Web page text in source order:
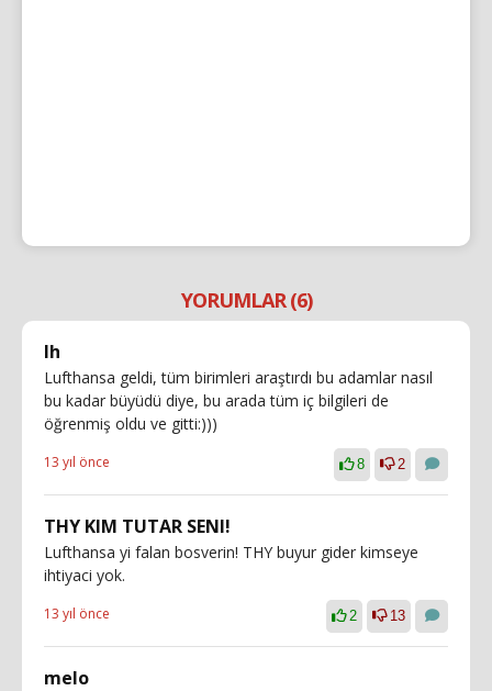
YORUMLAR (6)
lh
Lufthansa geldi, tüm birimleri araştırdı bu adamlar nasıl
bu kadar büyüdü diye, bu arada tüm iç bilgileri de
öğrenmiş oldu ve gitti:)))
13 yıl önce 8 2
THY KIM TUTAR SENI!
Lufthansa yi falan bosverin! THY buyur gider kimseye
ihtiyaci yok.
13 yıl önce 2 13
melo